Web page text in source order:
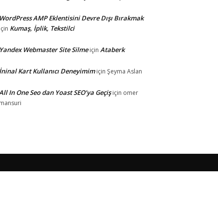
AMP Eklentisini Devre Dışı Bırakmak
Kumaş, İplik, Tekstilci
Webmaster Site Silmeiçin Ataberk
Kart Kullanıcı Deneyimimiçin Şeyma Aslan
In One Seo dan Yoast SEO’ya Geçişiçin omer